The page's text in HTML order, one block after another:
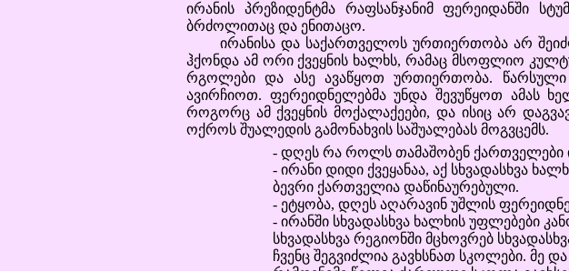
ირანის პრეზიდენტმა რაფსანჯანიმ ფერეიდანში
ბრძოლითაც და ენითაცო.
ირანისა და საქართველოს ურთიერთობა არ
ჰქონდა ამ ორი ქვეყნის ხალხს, რამაც მსოფლიო
რგოლები და ასე ავაწყოთ ურთიერთობა.
ავირჩიოთ. ფერეიდნელებმა უნდა შევუწყოთ ამას
როგორც ამ ქვეყნის მოქალაქეები, და ისიც არ
ოქროს შუალედის გამონახვის საშუალებას მოგვცემს.
- დღეს რა როლს თამაშობენ ქართველები
- ირანი დიდი ქვეყანაა, აქ სხვადასხვა
ბევრი ქართველია დაწინაურებული.
- ეტყობა, დღეს აღარავინ უშლის
- ირანში სხვადასხვა ხალხის უფლებები
სხვადასხვა რეგიონში მცხოვრებ
ჩვენც შეგვიძლია გავხსნათ სკოლები. მე